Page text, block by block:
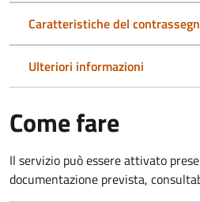
Caratteristiche del
Ulteriori informazioni
Come fare
Il servizio può essere attivato
documentazione prevista,